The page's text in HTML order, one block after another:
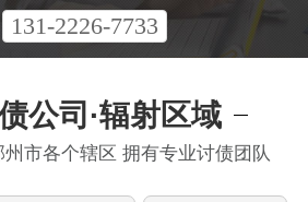
131-2226-7733
公司·辐射区域
市各个辖区 拥有专业讨债团队